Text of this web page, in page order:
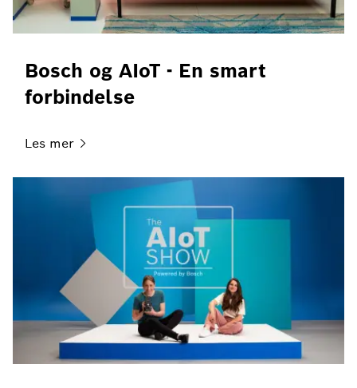
Bosch og AIoT - En smart
forbindelse
Les mer